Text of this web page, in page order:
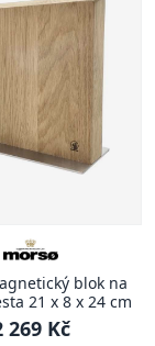
blok na
21 x 8 x 24 cm
269 Kč